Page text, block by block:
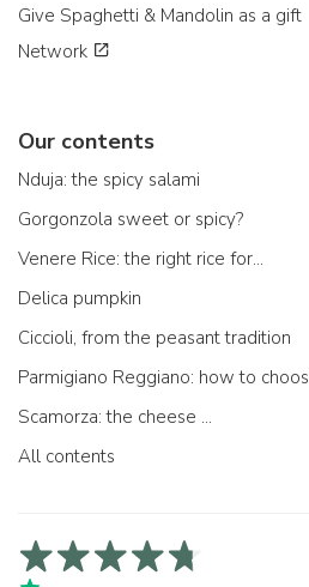
Give Spaghetti & Mandolin as a gift
Network
Our contents
Nduja: the spicy salami
Gorgonzola sweet or spicy?
Venere Rice: the right rice for...
Delica pumpkin
Ciccioli, from the peasant tradition
Scamorza: the cheese ...
All contents